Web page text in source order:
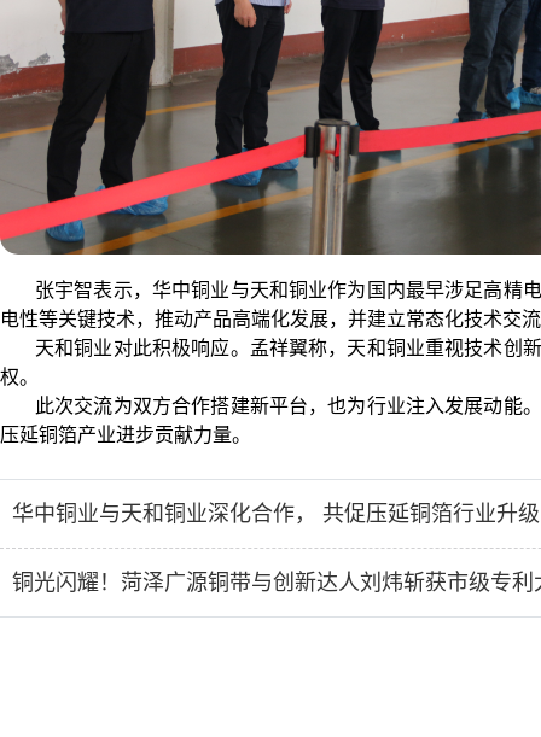
张宇智表示，华中铜业与天和铜业作为国内最早涉足高精
电性等关键技术，推动产品高端化发展，并建立常态化技术交
天和铜业对此积极响应。孟祥翼称，天和铜业重视技术创
权。
此次交流为双方合作搭建新平台，也为行业注入发展动能
压延铜箔产业进步贡献力量。
华中铜业与天和铜业深化合作， 共促压延铜箔行业升级
铜光闪耀！菏泽广源铜带与创新达人刘炜斩获市级专利